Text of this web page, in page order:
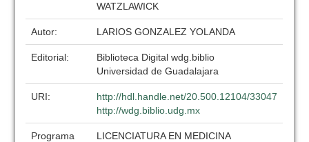
WATZLAWICK
Autor: LARIOS GONZALEZ YOLANDA
Editorial:
Biblioteca Digital wdg.biblio
Universidad de Guadalajara
URI:
http://hdl.handle.net/20.500.12104/33047
http://wdg.biblio.udg.mx
Programa
LICENCIATURA EN MEDICINA